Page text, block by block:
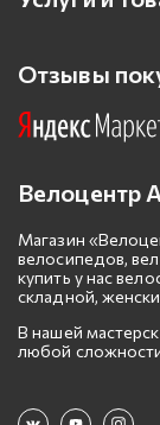
Отзывы
Велоцентр
Магазин
велосипедов,
купить у нас
складной,
В нашей
любой